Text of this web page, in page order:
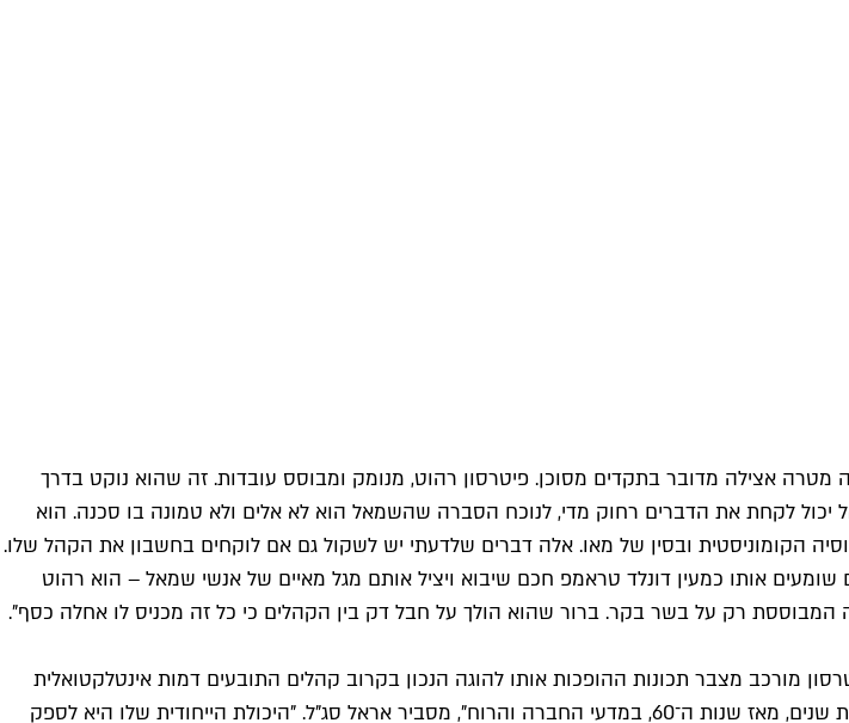
אצילה מדובר בתקדים מסוכן. פיטרסון רהוט, מנומק ומבוסס עובדות. זה שהוא נוקט בדרך
לקחת את הדברים רחוק מדי, לנוכח הסברה שהשמאל הוא לא אלים ולא טמונה בו סכנה. הוא
הקומוניסטית ובסין של מאו. אלה דברים שלדעתי יש לשקול גם אם לוקחים בחשבון את הקהל שלו.
אותו כמעין דונלד טראמפ חכם שיבוא ויציל אותם מגל מאיים של אנשי שמאל – הוא רהוט
המבוססת רק על בשר בקר. ברור שהוא הולך על חבל דק בין הקהלים כי כל זה מכניס לו אחלה כסף".
מורכב מצבר תכונות ההופכות אותו להוגה הנכון בקרוב קהלים התובעים דמות אינטלקטואלית
בצלמו הייחודי. "במובן מסוים פיטרסון מילא את החסך שנוצר אחרי אוריינטציה שמאלית ארוכת שנים, מאז שנות ה־60, במדעי החברה והרוח", מסביר אראל סג"ל. "היכולת הייחודית שלו היא לספק